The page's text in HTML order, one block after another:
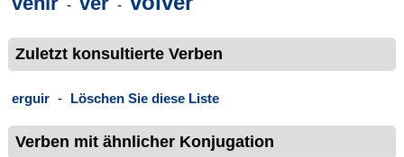
- -
Zuletzt konsultierte Verben
erguir - Löschen Sie diese Liste
Verben mit ähnlicher Konjugation